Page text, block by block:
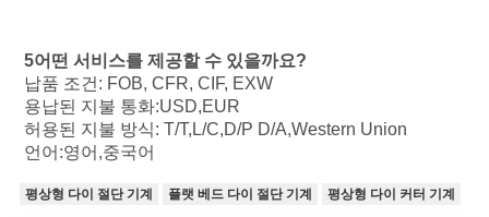
5어떤 서비스를 제공할 수 있을까요?
납품 조건: FOB, CFR, CIF, EXW
용납된 지불 통화:USD,EUR
허용된 지불 방식: T/T,L/C,D/P D/A,Western Union
언어:영어,중국어
평상형 다이 절단 기계 플랫 베드 다이 절단 기계 평상형 다이 커터 기계